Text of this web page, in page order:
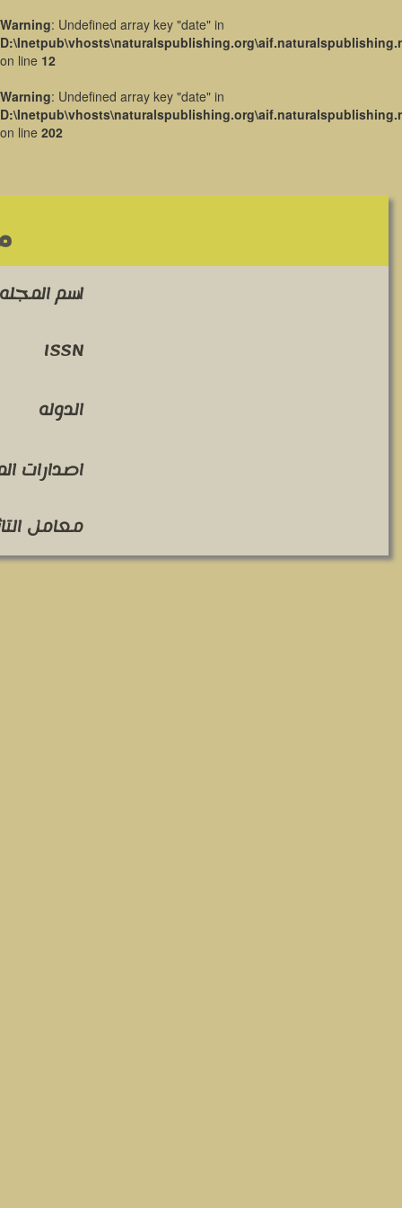
Warning: Undefined array key "date" in
on line 12
Warning: Undefined array key "date" in
on line 202
اسم المجله
ISSN
الدوله
اصدارات
معامل